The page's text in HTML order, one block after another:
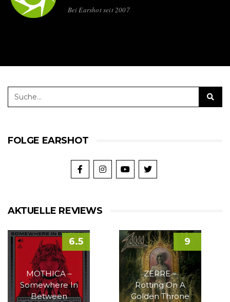
Bei Earshot seit 2007
FOLGE EARSHOT
AKTUELLE REVIEWS
MOTHICA –
Somewhere In
Between
6.5
ZERRE –
Rotting On A
Golden Throne
9